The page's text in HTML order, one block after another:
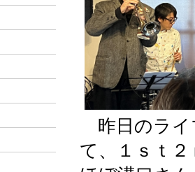
昨日のライ
て、１ｓｔ